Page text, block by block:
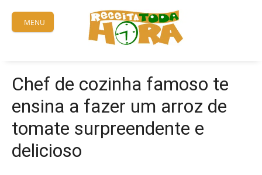
content
MENU
Chef de cozinha famoso te
ensina a fazer um arroz de
tomate surpreendente e
delicioso